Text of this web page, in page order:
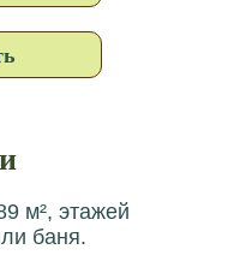
м², этажей
баня.